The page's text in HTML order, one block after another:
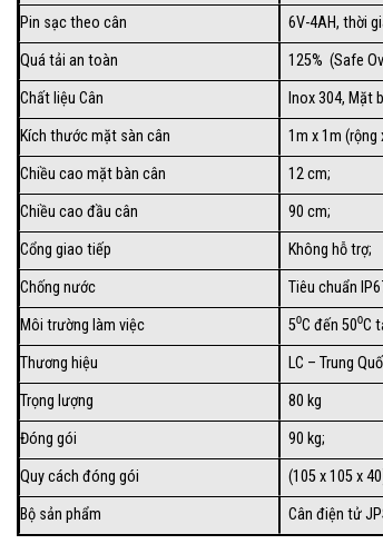
Pin sạc theo cân
6V-4AH, thời
Quá tải an toàn
125% (Safe
Chất liệu Cân
Inox 304, Mặt
Kích thước mặt sàn cân
1m x 1m (rộng
Chiều cao mặt bàn cân
12 cm;
Chiều cao đầu cân
90 cm;
Cổng giao tiếp
Không hỗ trợ;
Chống nước
Tiêu chuẩn
Môi trường làm việc
5⁰C đến 50⁰C
Thương hiệu
LC – Trung
Trọng lượng
80 kg
Đóng gói
90 kg;
Quy cách đóng gói
(105 x 105 x
Bộ sản phẩm
Cân điện tử